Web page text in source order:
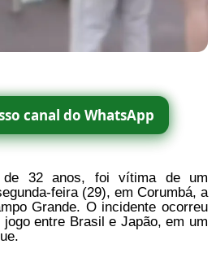
canal do WhatsApp
de 32 anos, foi vítima de um
feira (29), em Corumbá, a
Grande. O incidente ocorreu
entre Brasil e Japão, em um